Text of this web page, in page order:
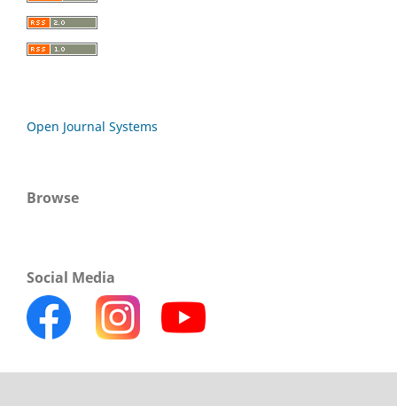
Open Journal Systems
Browse
Social Media